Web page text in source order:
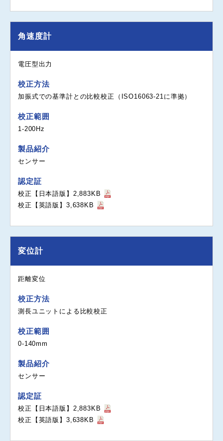
角速度計
電圧型出力
校正方法
加振式での基準計との比較校正（ISO16063-21に準拠）
校正範囲
1-200Hz
製品紹介
センサー
認定証
校正【日本語版】2,883KB
校正【英語版】3,638KB
変位計
距離変位
校正方法
測長ユニットによる比較校正
校正範囲
0-140mm
製品紹介
センサー
認定証
校正【日本語版】2,883KB
校正【英語版】3,638KB